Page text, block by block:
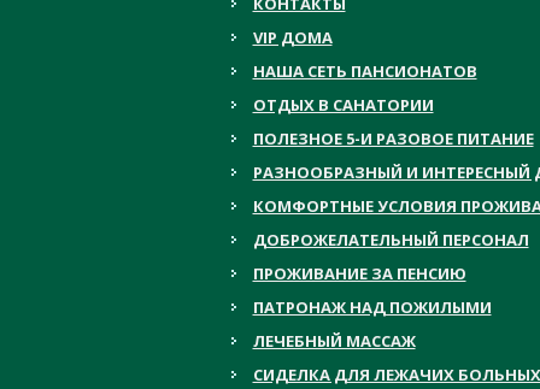
VIP ДОМА
НАША СЕТЬ ПАНСИОНАТОВ
ОТДЫХ В САНАТОРИИ
ПОЛЕЗНОЕ 5-И РАЗОВОЕ ПИТАНИЕ
РАЗНООБРАЗНЫЙ И ИНТЕРЕСНЫЙ
КОМФОРТНЫЕ УСЛОВИЯ
ДОБРОЖЕЛАТЕЛЬНЫЙ ПЕРСОНАЛ
ПРОЖИВАНИЕ ЗА ПЕНСИЮ
ПАТРОНАЖ НАД ПОЖИЛЫМИ
ЛЕЧЕБНЫЙ МАССАЖ
СИДЕЛКА ДЛЯ ЛЕЖАЧИХ БОЛЬНЫХ